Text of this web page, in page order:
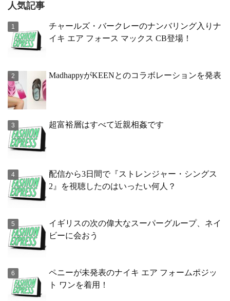
人気記事
チャールズ・バークレーのナンバリング入りナ
イキ エア フォース マックス CB登場！
MadhappyがKEENとのコラボレーションを発表
超富裕層はすべて近親相姦です
配信から3日間で『ストレンジャー・シングス
2』を視聴したのはいったい何人？
イギリスの次の偉大なスーパーグループ、ネイ
ビーに会おう
ペニーが未発表のナイキ エア フォームポジッ
ト ワンを着用！